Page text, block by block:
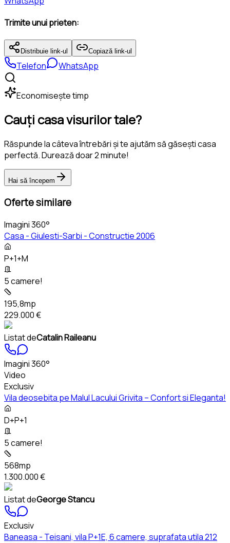
Trimite unui prieten:
Distribuie link-ul Copiază link-ul
Telefon WhatsApp
Economisește timp
Cauți casa visurilor tale?
Răspunde la câteva întrebări și te ajutăm să găsești casa
perfectă. Durează doar 2 minute!
Hai să începem
Oferte similare
Imagini 360°
Casa - Giulesti-Sarbi - Constructie 2006
P+1+M
5 camere!
195,8mp
229.000 €
Listat deCatalin Raileanu
Imagini 360°
Video
Exclusiv
Vila deosebita pe Malul Lacului Grivita – Confort si Eleganta!
D+P+1
5 camere!
568mp
1.300.000 €
Listat deGeorge Stancu
Exclusiv
Baneasa - Teisani, vila P+1E, 6 camere, suprafata utila 212